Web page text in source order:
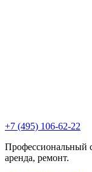
+7 (495) 106-62-22
Профессиональный
аренда, ремонт.